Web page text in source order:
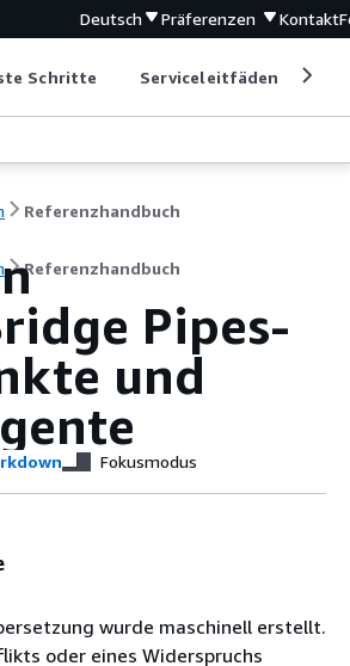
Deutsch Präferenzen Kontakt
Schritte Serviceleitfäden
Referenzhandbuch
Referenzhandbuch
Pipes-
und
Fokusmodus
wurde maschinell erstellt.
oder eines Widerspruchs